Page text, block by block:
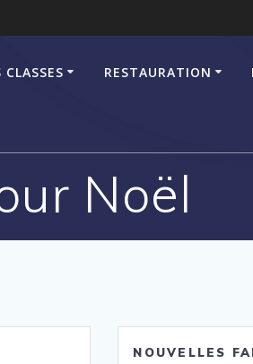
RESTAURATION
Noël
NOUVELLES